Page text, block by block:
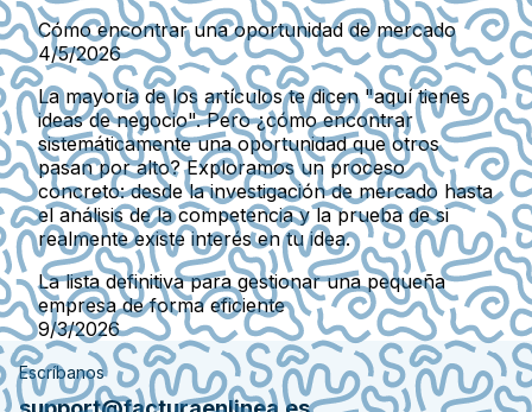
Cómo encontrar una oportunidad de mercado
4/5/2026
La mayoría de los artículos te dicen "aquí tienes
ideas de negocio". Pero ¿cómo encontrar
sistemáticamente una oportunidad que otros
pasan por alto? Exploramos un proceso
concreto: desde la investigación de mercado hasta
el análisis de la competencia y la prueba de si
realmente existe interés en tu idea.
La lista definitiva para gestionar una pequeña
empresa de forma eficiente
9/3/2026
Escríbanos